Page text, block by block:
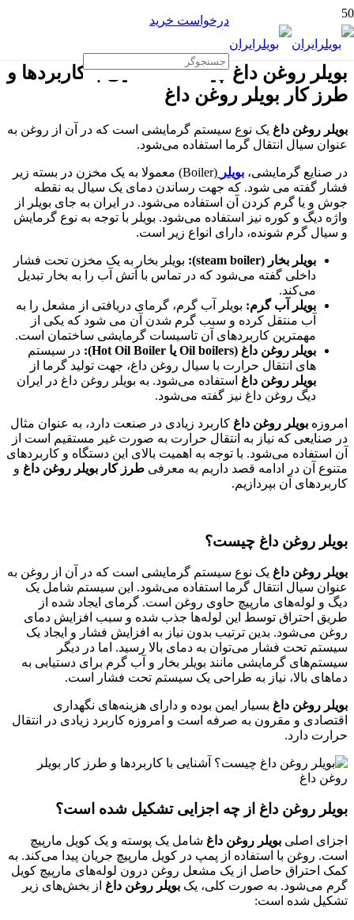
درخواست خرید
بویلر روغن داغ چیست؟ آشنایی با کاربردها و
طرز کار بویلر روغن داغ
بویلر روغن داغ یک نوع سیستم گرمایشی است که در آن از روغن به
عنوان سیال انتقال گرما استفاده می‌شود.
در صنایع گرمایشی، بویلر
(Boiler) معمولا به یک مخزن در بسته زیر
فشار گفته می‌ شود. که جهت رساندن دمای یک سیال به نقطه
جوش و یا گرم کردن آن استفاده می‌شود. در ایران به جای بویلر از
واژه دیگ و کوره نیز استفاده می‌شود. بویلر با توجه به نوع گرمایش
و سیال گرم شونده، دارای انواع زیر است.
بویلر بخار (steam boiler
)
: بویلر بخار به یک مخزن تحت فشار
داخلی گفته می‌شود که در تماس با آتش آب را به بخار تبدیل
می‌کند.
بویلر آب گرم: بویلر آب گرم، گرمای دریافتی از مشعل را به
آب منتقل کرده و سبب گرم شدن آن می شود که یکی از
مهمترین کاربردهای آن تاسیسات گرمایشی ساختمان است.
بویلر روغن داغ (
Oil boilers یا Hot Oil Boiler
): در سیستم
های انتقال حرارت با سیال روغن داغ، جهت تولید گرما از
بویلر روغن داغ استفاده می‌شود. به بویلر روغن داغ در ایران
دیگ روغن داغ نیز گفته می‌شود.
امروزه بویلر روغن داغ کاربرد زیادی در صنعت دارد، به عنوان مثال
در صنایعی که نیاز به انتقال حرارت به صورت غیر مستقیم است از
آن استفاده می‌شود. با توجه به اهمیت بالای این دستگاه و کاربرد‌های
متنوع آن در ادامه قصد داریم به معرفی طرز کار بویلر روغن داغ و
کاربردهای آن بپردازیم.
بویلر روغن داغ چیست؟
بویلر روغن داغ یک نوع سیستم گرمایشی است که در آن از روغن به
عنوان سیال انتقال گرما استفاده می‌شود. این سیستم شامل یک
دیگ و لوله‌های مارپیچ حاوی روغن است. گرمای ایجاد شده از
طریق احتراق توسط این لوله‌ها جذب شده و سبب افزایش دمای
روغن می‌شود. بدین ترتیب بدون نیاز به افزایش فشار و ایجاد یک
سیستم تحت فشار می‌توان به دمای بالا رسید. اما در دیگر
سیستم‌های گرمایشی مانند بویلر بخار و آب گرم برای دستیابی به
دماهای بالا، نیاز به طراحی یک سیستم تحت فشار است.
بویلر روغن داغ بسیار ایمن بوده و دارای هزینه‌های نگهداری
اقتصادی و مقرون به صرفه است و امروزه کاربرد زیادی در انتقال
حرارت دارد.
بویلر روغن داغ از چه اجزایی تشکیل شده است؟
اجزای اصلی بویلر روغن داغ شامل یک پوسته و یک کویل مارپیچ
است. روغن با استفاده از پمپ در کویل مارپیچ جریان پیدا می‌کند. به
کمک احتراق حاصل از یک مشعل روغن درون لوله‌های مارپیچ کویل
گرم می‌شود. به صورت کلی، یک بویلر روغن داغ از بخش‌های زیر
تشکیل شده است: